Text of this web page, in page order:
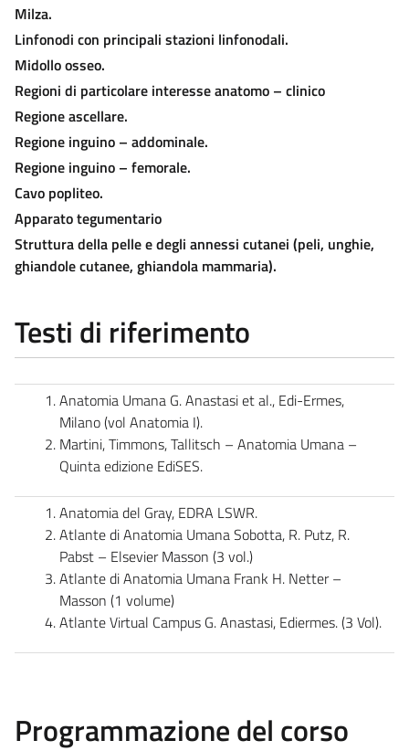
Milza.
Linfonodi con principali stazioni linfonodali.
Midollo osseo.
Regioni di particolare interesse anatomo – clinico
Regione ascellare.
Regione inguino – addominale.
Regione inguino – femorale.
Cavo popliteo.
Apparato tegumentario
Struttura della pelle e degli annessi cutanei (peli, unghie,
ghiandole cutanee, ghiandola mammaria).
Testi di riferimento
Anatomia Umana G. Anastasi et al., Edi-Ermes,
Milano (vol Anatomia I).
Martini, Timmons, Tallitsch – Anatomia Umana –
Quinta edizione EdiSES.
Anatomia del Gray, EDRA LSWR.
Atlante di Anatomia Umana Sobotta, R. Putz, R.
Pabst – Elsevier Masson (3 vol.)
Atlante di Anatomia Umana Frank H. Netter –
Masson (1 volume)
Atlante Virtual Campus G. Anastasi, Ediermes. (3 Vol).
Programmazione del corso